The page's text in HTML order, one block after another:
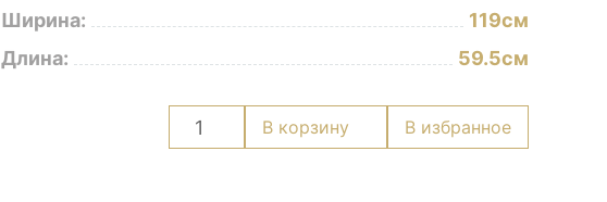
Ширина:
119см
Длина:
59.5см
В избранное
Количество
товара
В корзину